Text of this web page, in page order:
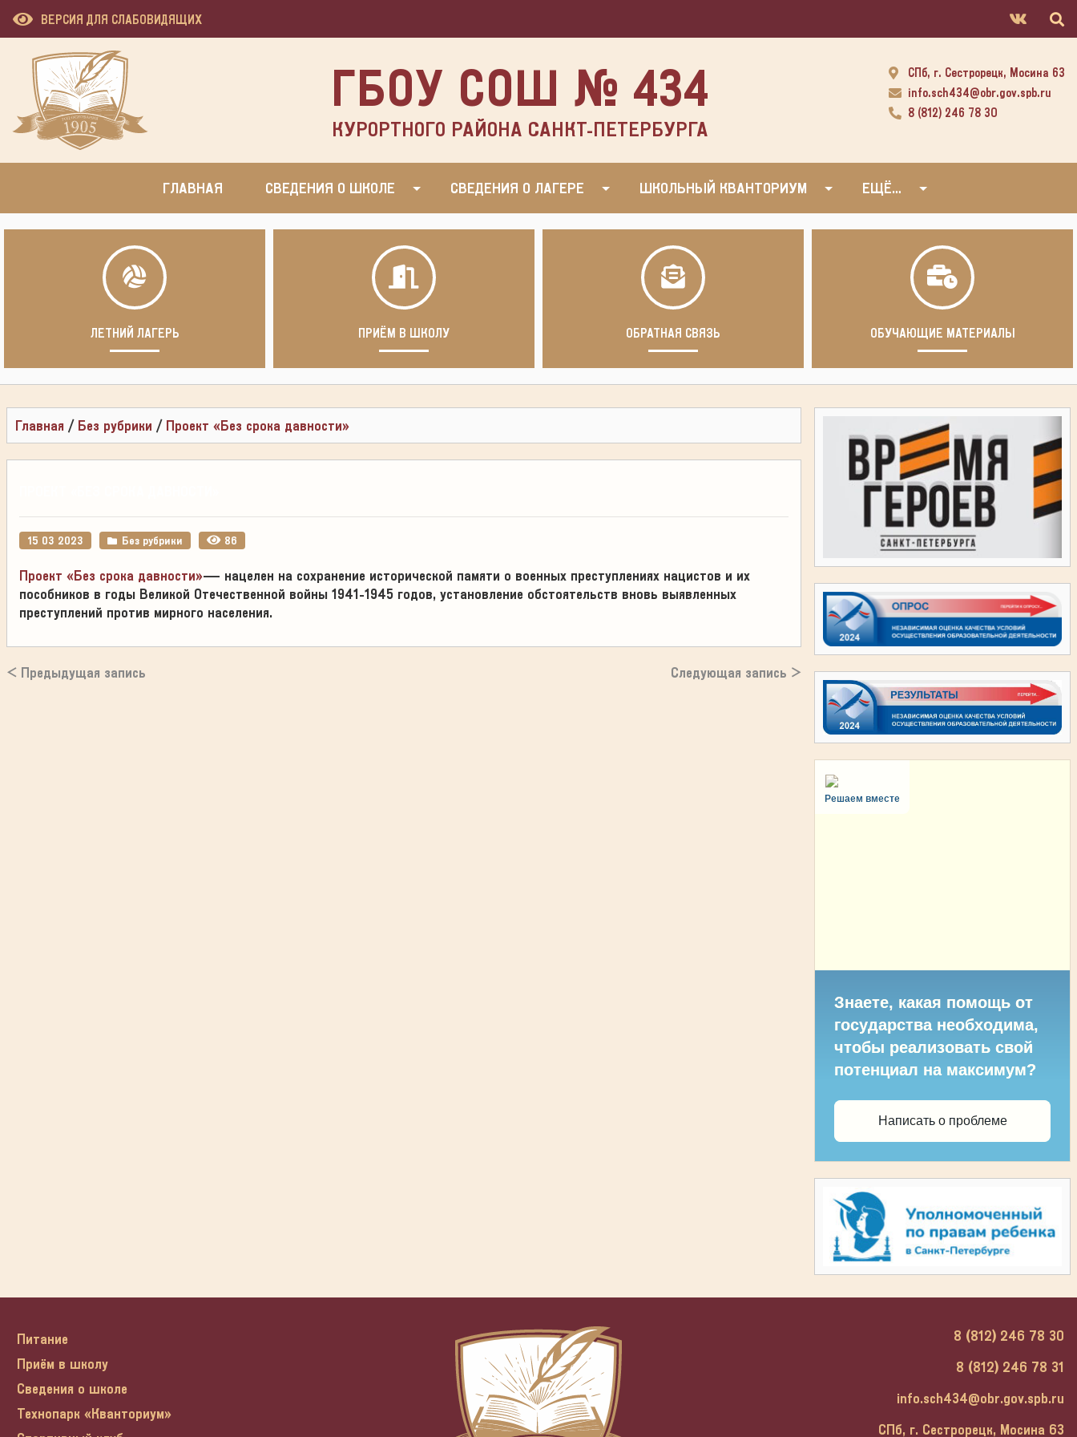
ВЕРСИЯ ДЛЯ СЛАБОВИДЯЩИХ
ГБОУ СОШ № 434
КУРОРТНОГО РАЙОНА САНКТ-ПЕТЕРБУРГА
СПб, г. Сестрорецк, Мосина 63
info.sch434@obr.gov.spb.ru
8 (812) 246 78 30
ГЛАВНАЯ СВЕДЕНИЯ О ШКОЛЕ СВЕДЕНИЯ О ЛАГЕРЕ ШКОЛЬНЫЙ КВАНТОРИУМ ЕЩЁ…
ЛЕТНИЙ ЛАГЕРЬ ПРИЁМ В ШКОЛУ ОБРАТНАЯ СВЯЗЬ ОБУЧАЮЩИЕ МАТЕРИАЛЫ
Главная / Без рубрики / Проект «Без срока давности»
15 03 2023 Без рубрики 86
Проект «Без срока давности»— нацелен на сохранение исторической памяти о военных преступлениях нацистов и их
пособников в годы Великой Отечественной войны 1941-1945 годов, установление обстоятельств вновь выявленных
преступлений против мирного населения.
< Предыдущая запись Следующая запись >
Решаем вместе
Знаете, какая помощь от
государства необходима,
чтобы реализовать свой
потенциал на максимум?
Написать о проблеме
Питание
Приём в школу
Сведения о школе
Технопарк «Кванториум»
8 (812) 246 78 30
8 (812) 246 78 31
info.sch434@obr.gov.spb.ru
СПб, г. Сестрорецк, Мосина 63